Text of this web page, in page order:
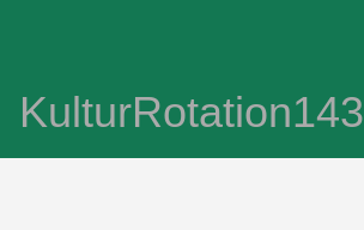
KulturRotation143